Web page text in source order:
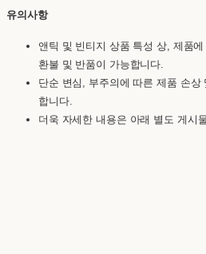
유의사항
앤틱 및 빈티지 상품 특성 상, 제품
환불 및 반품이 가능합니다.
단순 변심, 부주의에 따른 제품 손
합니다.
더욱 자세한 내용은 아래 별도 게시